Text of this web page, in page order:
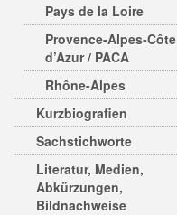
Pays de la Loire
Provence-Alpes-Côte
d’Azur / PACA
Rhône-Alpes
Kurzbiografien
Sachstichworte
Literatur, Medien,
Abkürzungen,
Bildnachweise